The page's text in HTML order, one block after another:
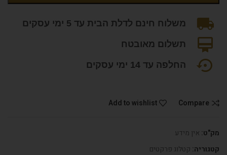
משלוח חינם לדלת הבית עד 5 ימי עסקים
תשלום מאובטח
החלפה עד 14 ימי עסקים
Compare
Add to wishlist
מק"ט: אין מידע
קטגוריה: קטלוג פרקטים